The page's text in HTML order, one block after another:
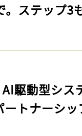
。ステップ3
AI駆動型シ
ートナーシ